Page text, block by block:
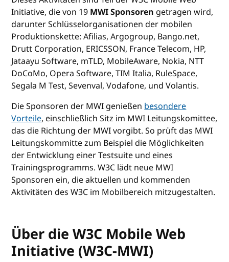
Initiative, die von 19 MWI Sponsoren getragen wird,
darunter Schlüsselorganisationen der mobilen
Produktionskette: Afilias, Argogroup, Bango.net,
Drutt Corporation, ERICSSON, France Telecom, HP,
Jataayu Software, mTLD, MobileAware, Nokia, NTT
DoCoMo, Opera Software, TIM Italia, RuleSpace,
Segala M Test, Sevenval, Vodafone, und Volantis.
Die Sponsoren der MWI genießenbesondere
Vorteile, einschließlich Sitz im MWI Leitungskomittee,
das die Richtung der MWI vorgibt. So prüft das MWI
Leitungskommitte zum Beispiel die Möglichkeiten
der Entwicklung einer Testsuite und eines
Trainingsprogramms. W3C lädt neue MWI
Sponsoren ein, die aktuellen und kommenden
Aktivitäten des W3C im Mobilbereich mitzugestalten.
Über die W3C Mobile Web
Initiative (W3C-MWI)